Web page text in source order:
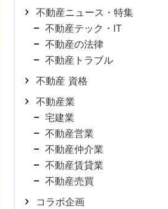
不動産ニュース・特集
不動産テック・IT
不動産の法律
不動産トラブル
不動産 資格
不動産業
宅建業
不動産営業
不動産仲介業
不動産賃貸業
不動産売買
コラボ企画